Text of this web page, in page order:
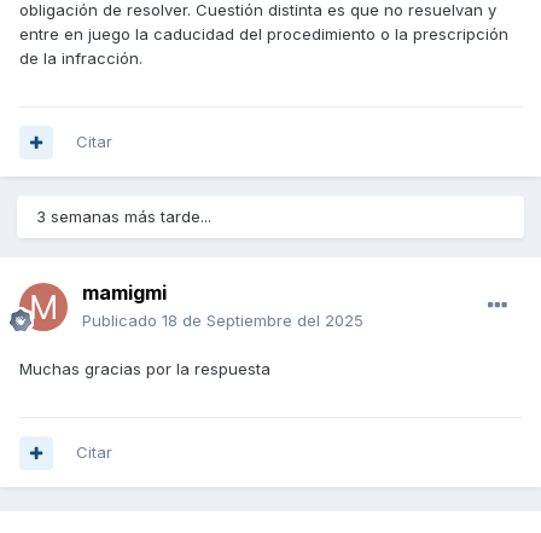
obligación de resolver. Cuestión distinta es que no resuelvan y
entre en juego la caducidad del procedimiento o la prescripción
de la infracción.
Citar
3 semanas más tarde...
mamigmi
Publicado 18 de Septiembre del 2025
Muchas gracias por la respuesta
Citar